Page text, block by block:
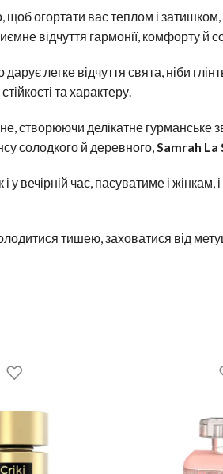
огортати вас теплом і
відчуття гармонії, комфорту й
легке відчуття свята, ніби
та характеру.
створюючи делікатне
солодкого й деревного,Samrah La
у вечірній час, пасуватиме і
тишею, заховатися від